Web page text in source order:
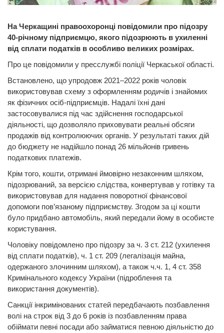
На Черкащині правоохоронці повідомили про підозру
40-річному підприємцю, якого підозрюють в ухиленні
від сплати податків в особливо великих розмірах.
Про це повідомили у пресслужбі поліції Черкаської області.
Встановлено, що упродовж 2021–2022 років чоловік
використовував схему з оформленням родичів і знайомих
як фізичних осіб-підприємців. Надалі їхні дані
застосовувалися під час здійснення господарської
діяльності, що дозволяло приховувати реальні обсяги
продажів від контролюючих органів. У результаті таких дій
до бюджету не надійшло понад 26 мільйонів гривень
податкових платежів.
Крім того, кошти, отримані ймовірно незаконним шляхом,
підозрюваний, за версією слідства, конвертував у готівку та
використовував для надання поворотної фінансової
допомоги пов’язаному підприємству. Згодом за ці кошти
було придбано автомобіль, який передали йому в особисте
користування.
Чоловіку повідомлено про підозру за ч. 3 ст. 212 (ухилення
від сплати податків), ч. 1 ст. 209 (легалізація майна,
одержаного злочинним шляхом), а також ч.ч. 1, 4 ст. 358
Кримінального кодексу України (підроблення та
використання документів).
Санкції інкримінованих статей передбачають позбавлення
волі на строк від 3 до 6 років із позбавленням права
обіймати певні посади або займатися певною діяльністю до